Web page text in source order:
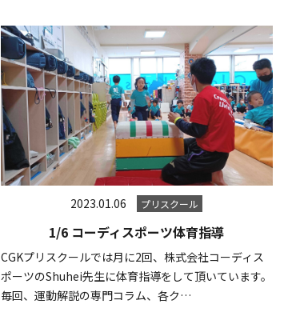
2023.01.06 プリスクール
1/6 コーディスポーツ体育指導
CGKプリスクールでは月に2回、株式会社コーディス
ポーツのShuhei先生に体育指導をして頂いています。
毎回、運動解説の専門コラム、各ク…